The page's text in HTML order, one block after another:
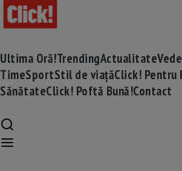
Ultima Oră!TrendingActualitate
TimeSportStil de viațăClick! Pentru
SănătateClick! Poftă Bună!Contact